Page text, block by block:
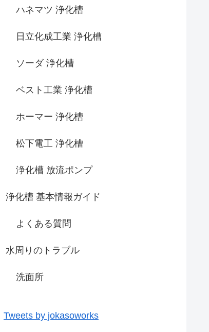
ハネマツ 浄化槽
日立化成工業 浄化槽
ソーダ 浄化槽
ベスト工業 浄化槽
ホーマー 浄化槽
松下電工 浄化槽
浄化槽 放流ポンプ
浄化槽 基本情報ガイド
よくある質問
水周りのトラブル
洗面所
Tweets by jokasoworks